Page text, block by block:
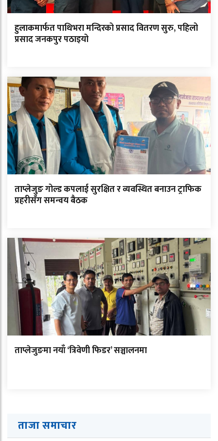
हुलाकमार्फत पाथिभरा मन्दिरको प्रसाद वितरण सुरु, पहिलो
प्रसाद जनकपुर पठाइयो
ताप्लेजुङ गोल्ड कपलाई सुरक्षित र व्यवस्थित बनाउन ट्राफिक
प्रहरीसँग समन्वय बैठक
ताप्लेजुङमा नयाँ ‘त्रिवेणी फिडर’ सञ्चालनमा
ताजा समाचार